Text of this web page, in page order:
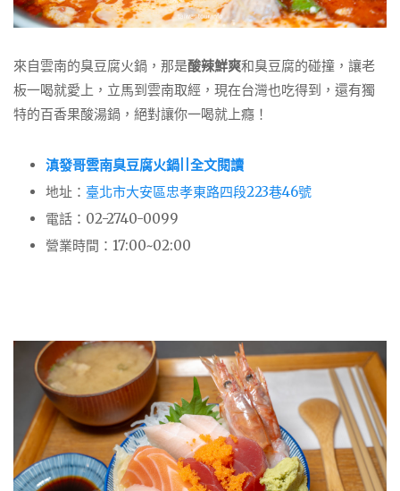
來自雲南的臭豆腐火鍋，那是酸辣鮮爽和臭豆腐的碰撞，讓老
板一喝就愛上，立馬到雲南取經，現在台灣也吃得到，還有獨
特的百香果酸湯鍋，絕對讓你一喝就上癮！
滇發哥雲南臭豆腐火鍋||全文閱讀
地址： 臺北市大安區忠孝東路四段223巷46號
電話：02-2740-0099
營業時間：17:00~02:00